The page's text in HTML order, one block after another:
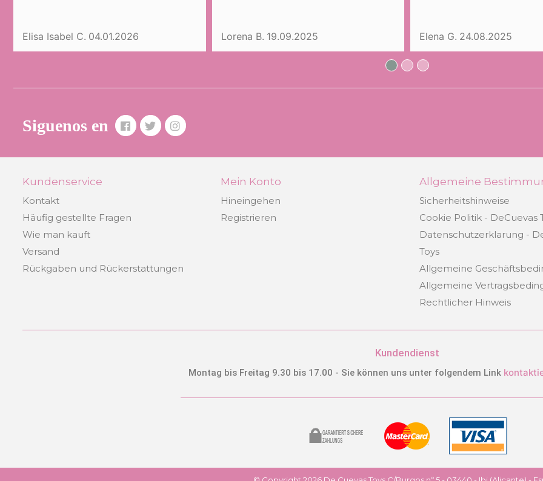
Elisa Isabel C. 04.01.2026 Lorena B. 19.09.2025 Elena G. 24.08.2025
Siguenos en
Kundenservice
Kontakt
Häufig gestellte Fragen
Wie man kauft
Versand
Rückgaben und Rückerstattungen
Mein Konto
Hineingehen
Registrieren
Allgemeine
Sicherheitshinweise
Cookie Politik - DeCuevas
Datenschutzerklarung -
Toys
Allgemeine
Allgemeine
Rechtlicher Hinweis
Kundendienst
Montag bis Freitag 9.30 bis 17.00 - Sie können uns unter folgendem Link